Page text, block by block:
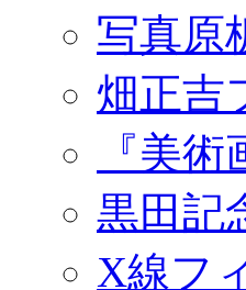
写真原
畑正吉
『美
黒田記
X線フ